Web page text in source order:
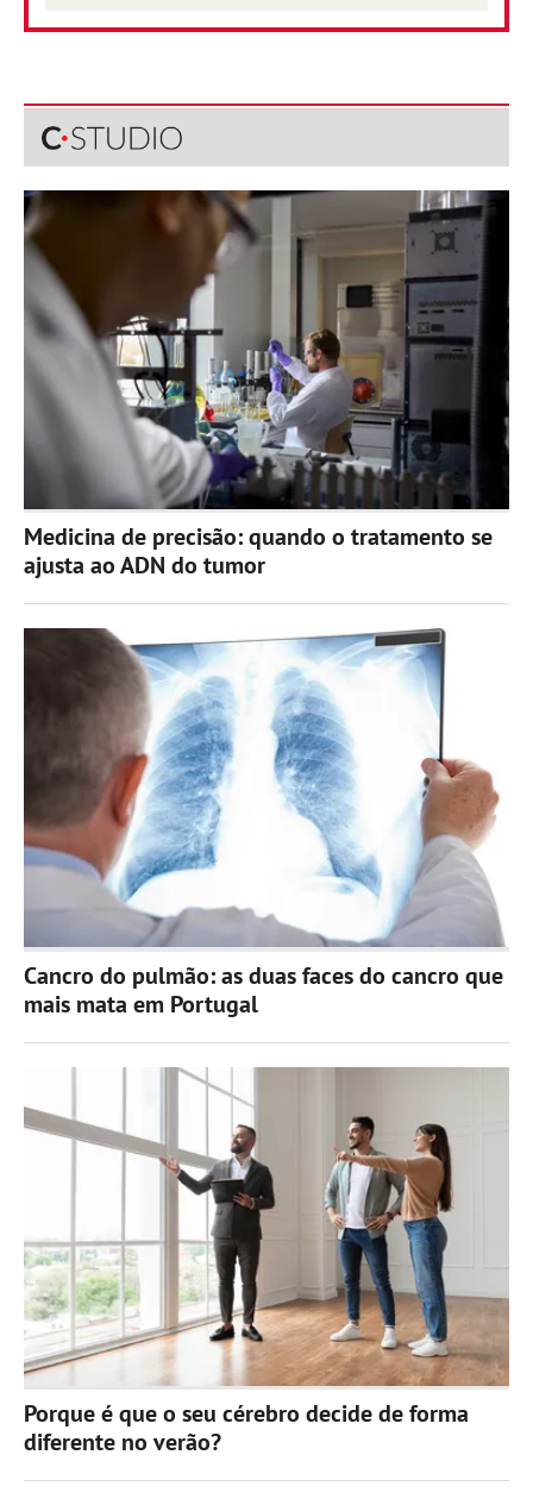
Medicina de precisão: quando o tratamento se
ajusta ao ADN do tumor
Cancro do pulmão: as duas faces do cancro que
mais mata em Portugal
Porque é que o seu cérebro decide de forma
diferente no verão?